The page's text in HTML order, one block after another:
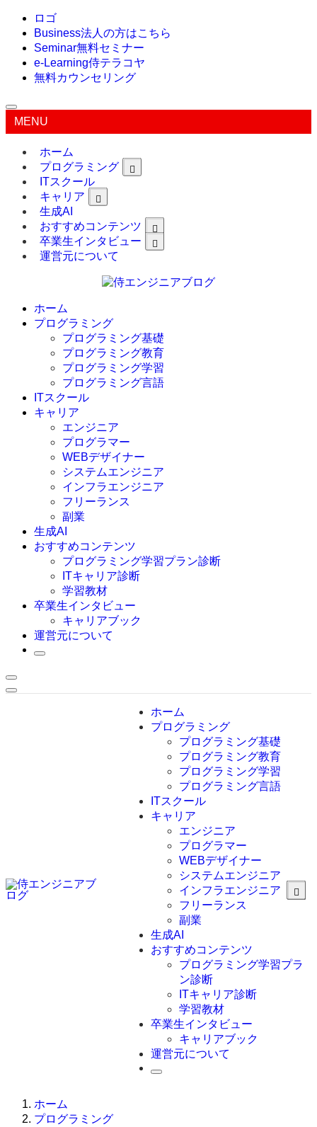
ロゴ
Business法人の方はこちら
Seminar無料セミナー
e-Learning侍テラコヤ
無料カウンセリング
MENU
ホーム
プログラミング
ITスクール
キャリア
生成AI
おすすめコンテンツ
卒業生インタビュー
運営元について
ホーム
プログラミング
プログラミング基礎
プログラミング教育
プログラミング学習
プログラミング言語
C言語
C#
VBA
Go言語
Kotlin
Java
JavaScript
Swift
Ruby
その他言語
ITスクール
キャリア
エンジニア
プログラマー
WEBデザイナー
システムエンジニア
インフラエンジニア
フリーランス
副業
生成AI
おすすめコンテンツ
プログラミング学習プラン診断
ITキャリア診断
学習教材
卒業生インタビュー
キャリアブック
運営元について
ホーム
プログラミング
プログラミング基礎
プログラミング教育
プログラミング学習
プログラミング言語
C言語
C#
VBA
Go言語
Kotlin
Java
JavaScript
Swift
Ruby
ITスクール
キャリア
エンジニア
プログラマー
WEBデザイナー
システムエンジニア
インフラエンジニア
フリーランス
副業
生成AI
おすすめコンテンツ
プログラミング学習プラ
ン診断
ITキャリア診断
学習教材
卒業生インタビュー
キャリアブック
運営元について
ホーム
プログラミング